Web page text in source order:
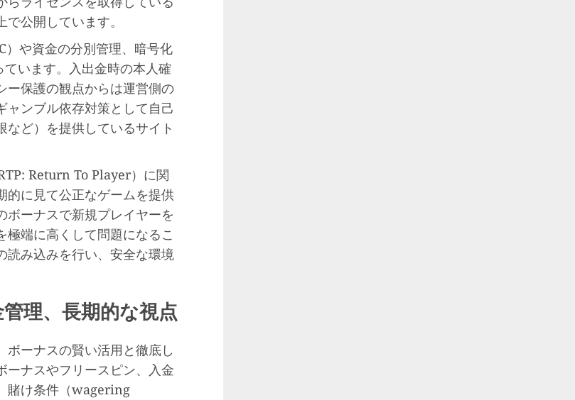
公開しています。
）や資金の分別管理、暗号化
います。入出金時の本人確
ー保護の観点からは運営側の
ャンブル依存対策として自己
ど）を提供しているサイト
Return To Player）に関
的に見て公正なゲームを提供
ボーナスで新規プレイヤーを
端に高くして問題になるこ
読み込みを行い、安全な環境
理、長期的な視点
ーナスの賢い活用と徹底し
ーナスやフリースピン、入金
賭け条件（wagering